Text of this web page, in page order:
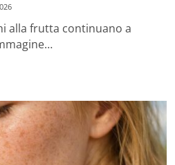
alla frutta continuano a